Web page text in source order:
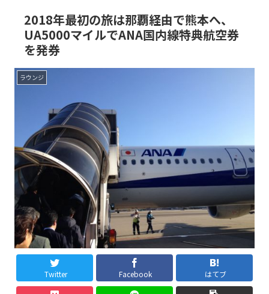
2018年最初の旅は那覇経由で熊本へ、
UA5000マイルでANA国内線特典航空券
を発券
ラウンジ
Twitter Facebook はてブ